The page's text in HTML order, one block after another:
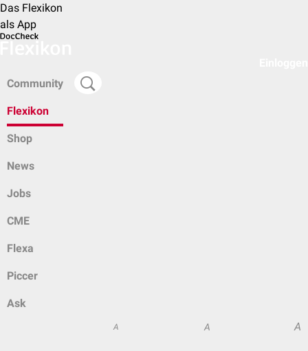
Das Flexikon
als App
Community
Flexikon
Shop
News
Jobs
CME
Flexa
Piccer
Ask
A A A